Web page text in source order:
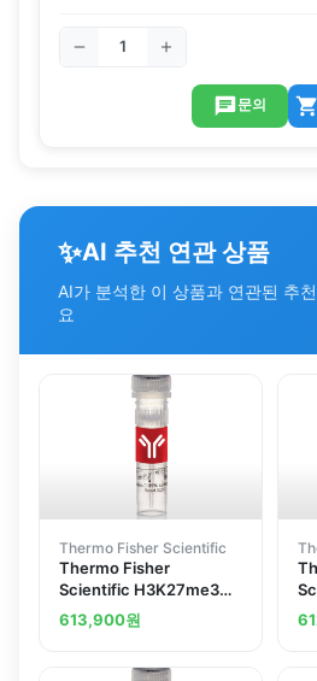
문의
✨AI 추천 연관 상품
AI가 분석한 이 상품과 연관된 추
요
Thermo Fisher Scientific
Thermo Fisher
Scientific H3K27me3
Polyclonal Antibody
613,900원